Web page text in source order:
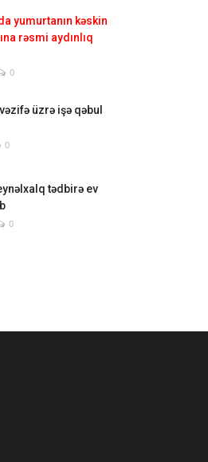
yumurtanın kəskin
rəsmi aydınlıq
0
üzrə işə qəbul
0
tədbirə ev
0